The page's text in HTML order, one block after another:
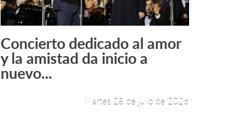
Leer más +
Concierto dedicado al amor
y la amistad da inicio a
nuevo...
Martes 28 de julio de 2026